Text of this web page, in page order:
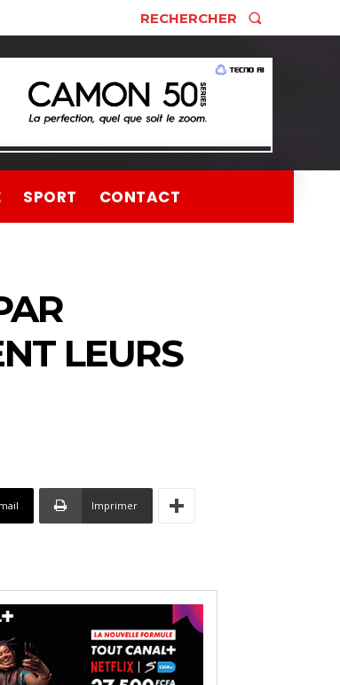
RECHERCHER
SPORT CONTACT
LEURS
Imprimer